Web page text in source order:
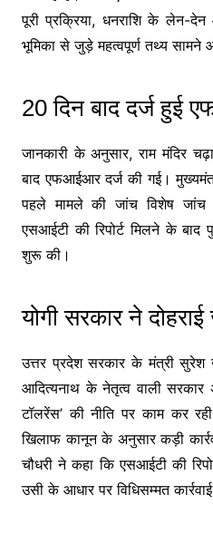
पूरी प्रक्रिया, धनराशि के लेन-
भूमिका से जुड़े महत्वपूर्ण तथ्य
20 दिन बाद दर्ज हुई
जानकारी के अनुसार, राम मंदिर
बाद एफआईआर दर्ज की गई।
पहले मामले की जांच विशेष
एसआईटी की रिपोर्ट मिलने के बाद
शुरू की।
योगी सरकार ने
उत्तर प्रदेश सरकार के मंत्री सुरेश
आदित्यनाथ के नेतृत्व वाली सरकार
टॉलरेंस’ की नीति पर काम कर
खिलाफ कानून के अनुसार कड़ी
चौधरी ने कहा कि एसआईटी की
उसी के आधार पर विधिसम्मत